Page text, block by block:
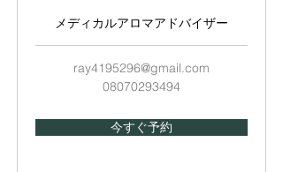
メディカルアロマアドバイザー
ray4195296@gmail.com
08070293494
今すぐ予約